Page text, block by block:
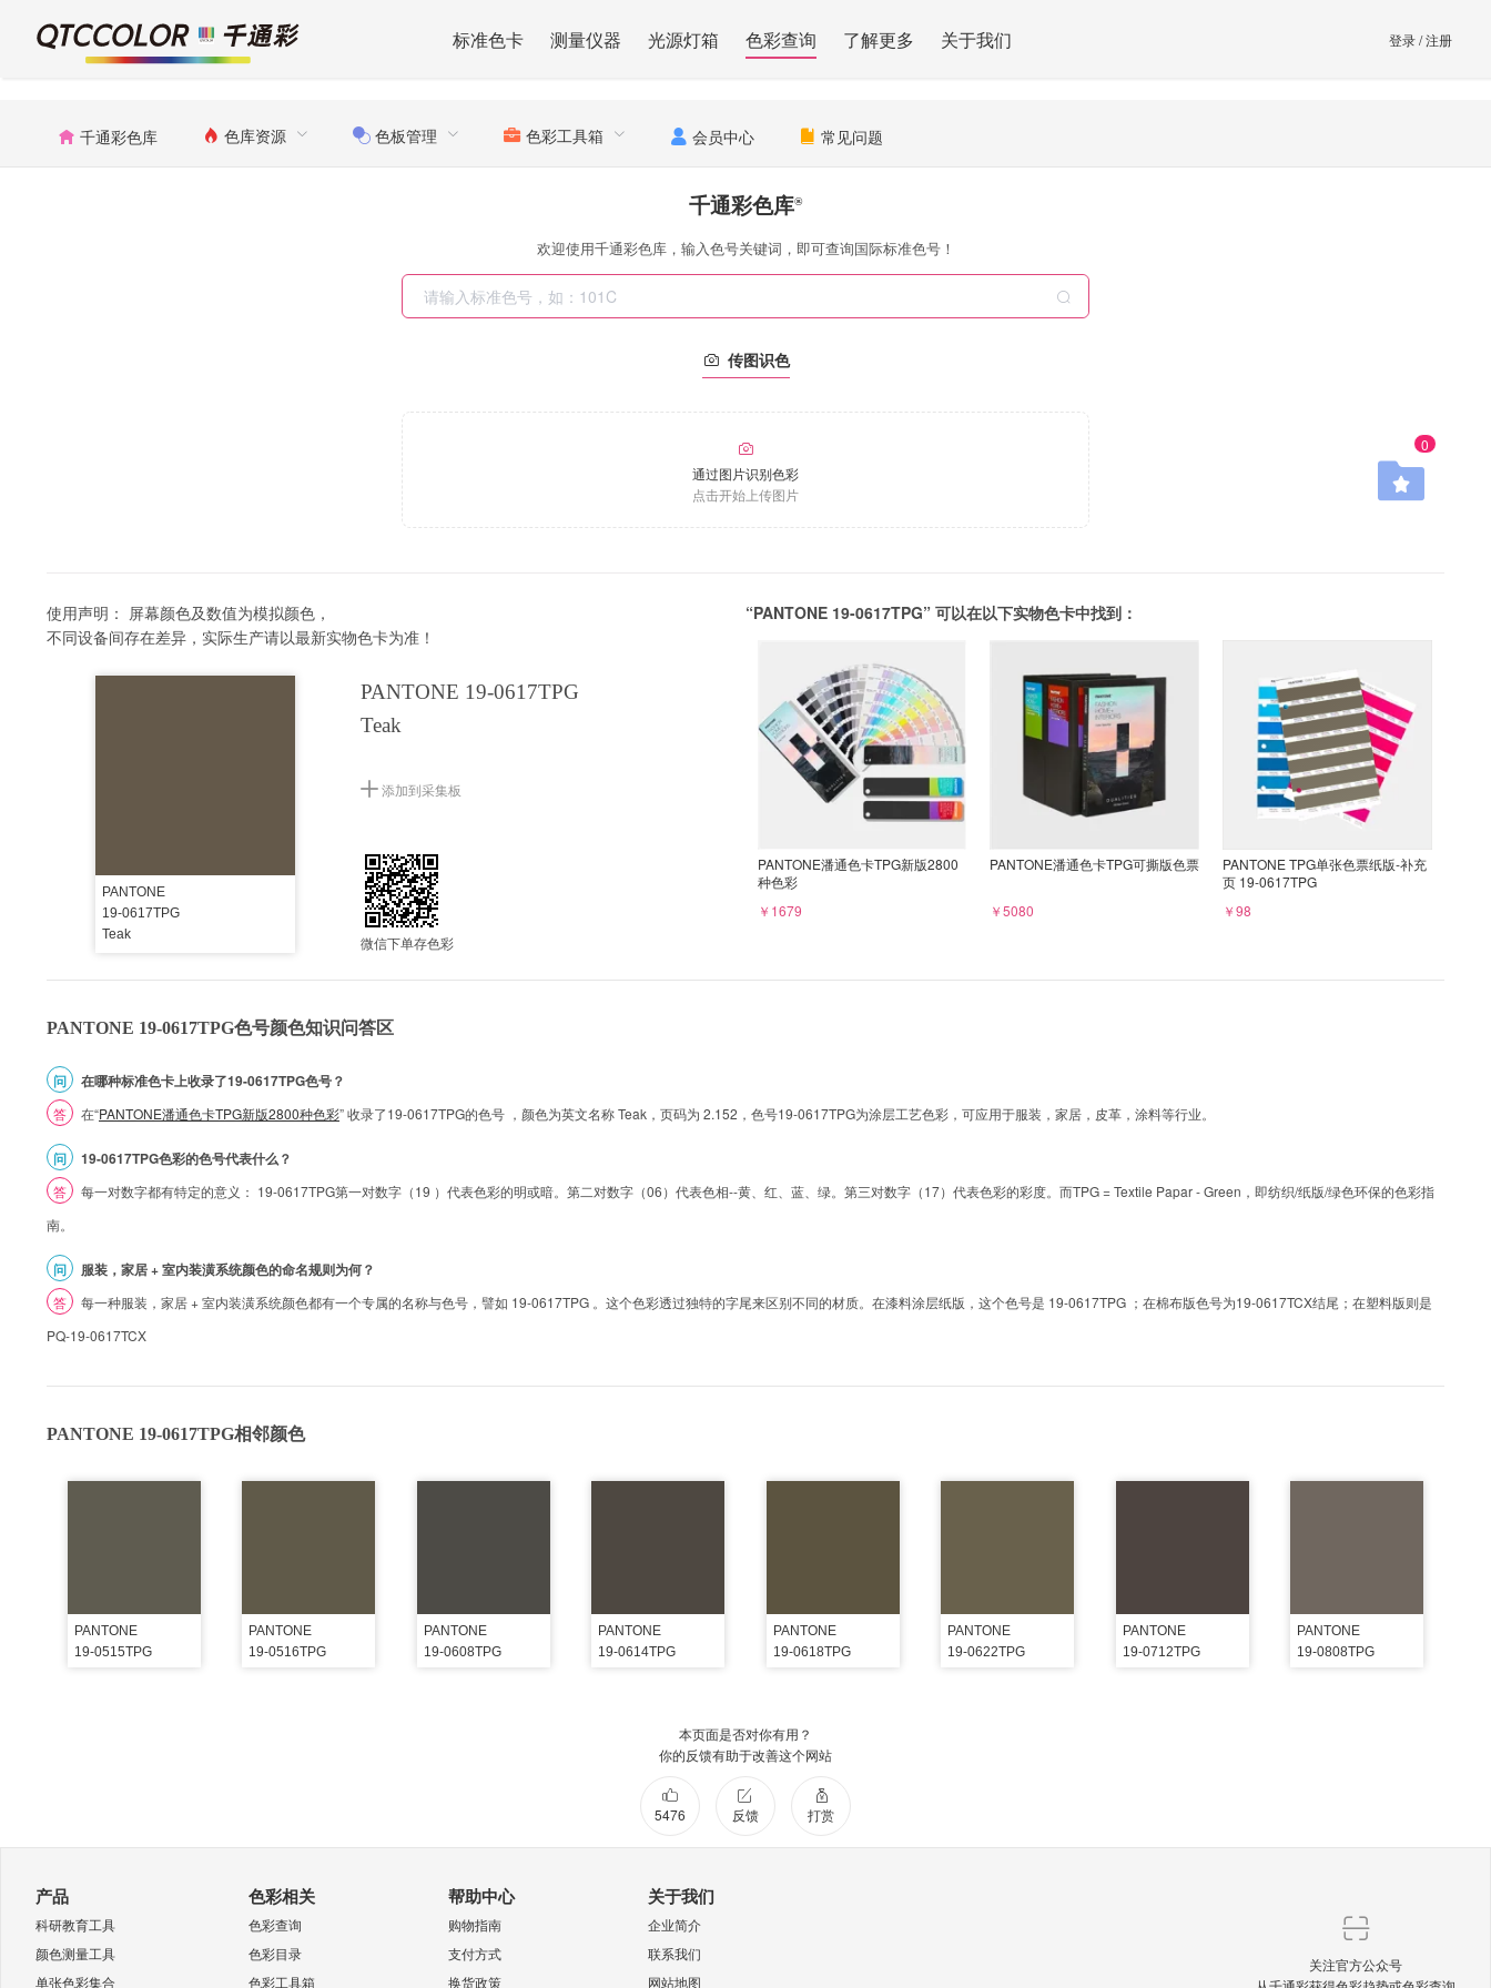
标准色卡 测量仪器 光源灯箱 色彩查询 了解更多 关于我们 登录/注册
千通彩色库 色库资源 色板管理 色彩工具箱 会员中心 常见问题
0
千通彩色库®
欢迎使用千通彩色库，输入色号关键词，即可查询国际标准色号！
传图识色
通过图片识别色彩
点击开始上传图片
使用声明： 屏幕颜色及数值为模拟颜色，
不同设备间存在差异，实际生产请以最新实物色卡为准！
PANTONE
19-0617TPG
Teak
PANTONE 19-0617TPG
Teak
添加到采集板
微信下单存色彩
“PANTONE 19-0617TPG” 可以在以下实物色卡中找到：
PANTONE潘通色卡TPG新版2800
种色彩
￥1679
PANTONE潘通色卡TPG可撕版色票
￥5080
PANTONE TPG单张色票纸版-补充
页 19-0617TPG
￥98
PANTONE 19-0617TPG色号颜色知识问答区
问 在哪种标准色卡上收录了19-0617TPG色号？
答 在“PANTONE潘通色卡TPG新版2800种色彩” 收录了19-0617TPG的色号 ，颜色为英文名称 Teak，页码为 2.152，色号19-0617TPG为涂层工艺色彩，可应用于服装，家居，皮革，涂料等行业。
问 19-0617TPG色彩的色号代表什么？
答
每一对数字都有特定的意义： 19-0617TPG第一对数字（19 ）代表色彩的明或暗。第二对数字（06）代表色相--黄、红、蓝、绿。第三对数字（17）代表色彩的彩度。而TPG = Textile Papar - Green，即纺织/纸版/绿色环保的色彩指
南。
问 服装，家居 + 室内装潢系统颜色的命名规则为何？
答
每一种服装，家居 + 室内装潢系统颜色都有一个专属的名称与色号，譬如 19-0617TPG 。这个色彩透过独特的字尾来区别不同的材质。在漆料涂层纸版，这个色号是 19-0617TPG ；在棉布版色号为19-0617TCX结尾；在塑料版则是
PQ-19-0617TCX
PANTONE 19-0617TPG相邻颜色
PANTONE
19-0515TPG
PANTONE
19-0516TPG
PANTONE
19-0608TPG
PANTONE
19-0614TPG
PANTONE
19-0618TPG
PANTONE
19-0622TPG
PANTONE
19-0712TPG
PANTONE
19-0808TPG
本页面是否对你有用？
你的反馈有助于改善这个网站
5476 反馈 打赏
产品
科研教育工具
颜色测量工具
单张色彩集合
色彩相关
色彩查询
色彩目录
色彩工具箱
帮助中心
购物指南
支付方式
换货政策
关于我们
企业简介
联系我们
网站地图
关注官方公众号